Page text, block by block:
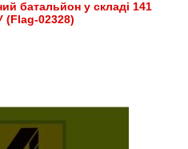
батальйон у складі 141
02328)